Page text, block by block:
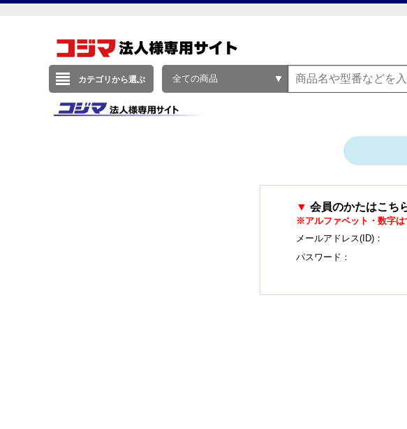
カテゴリから選ぶ 全ての商品
▼ 会員のかたはこち
※アルファベット・数字は
メールアドレス(ID)：
パスワード：